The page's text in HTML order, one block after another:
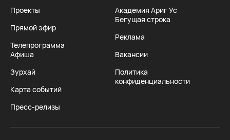
Проекты
Прямой эфир
Телепрограмма
Афиша
Зурхай
Карта событий
Пресс-релизы
Академия Ариг Ус
Бегущая строка
Реклама
Вакансии
Политика
конфиденциальности